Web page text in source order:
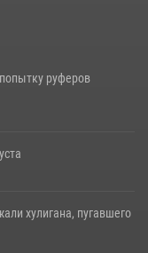
руферов
хулигана, пугавшего